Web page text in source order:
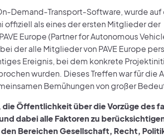
Demand-Transport-Software, wurde auf
offiziell als eines der ersten Mitglieder der
Europe (Partner for Autonomous
der alle Mitglieder von PAVE Europe
Ereignis, bei dem konkrete
wurden. Dieses Treffen war für die
Bemühungen von großer
die Öffentlichkeit über die Vorzüge des
dabei alle Faktoren zu
den Bereichen Gesellschaft, Recht,